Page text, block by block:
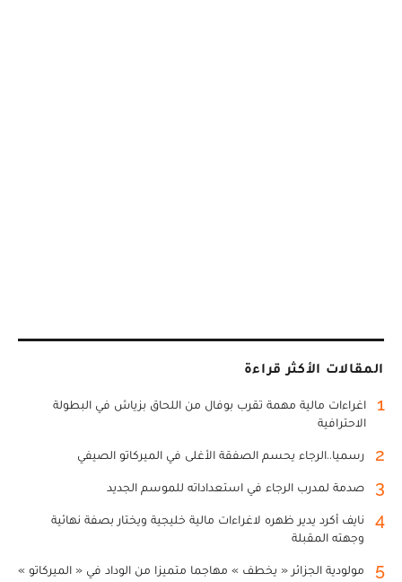
المقالات الأكثر قراءة
1
اغراءات مالية مهمة تقرب بوفال من اللحاق بزياش في البطولة
الاحترافية
2 رسميا..الرجاء يحسم الصفقة الأغلى في الميركاتو الصيفي
3 صدمة لمدرب الرجاء في استعداداته للموسم الجديد
4
نايف أكرد يدير ظهره لاغراءات مالية خليجية ويختار بصفة نهائية
وجهته المقبلة
5 مولودية الجزائر « يخطف » مهاجما متميزا من الوداد في « الميركاتو »